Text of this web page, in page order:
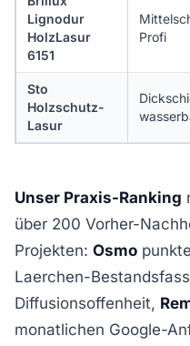
Lignodur
HolzLasur
6151
Profi
Sto
Holzschutz-
Lasur
Unser Praxis-Ranking
über 200 Vorher-
Projekten: Osmo
Laerchen-
Diffusionsoffenheit,
monatlichen Google-